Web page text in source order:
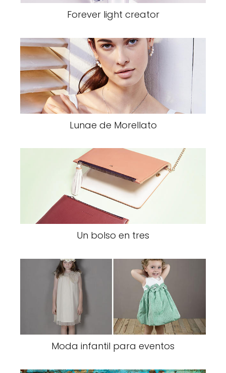
Forever light creator
Lunae de Morellato
Un bolso en tres
Moda infantil para eventos